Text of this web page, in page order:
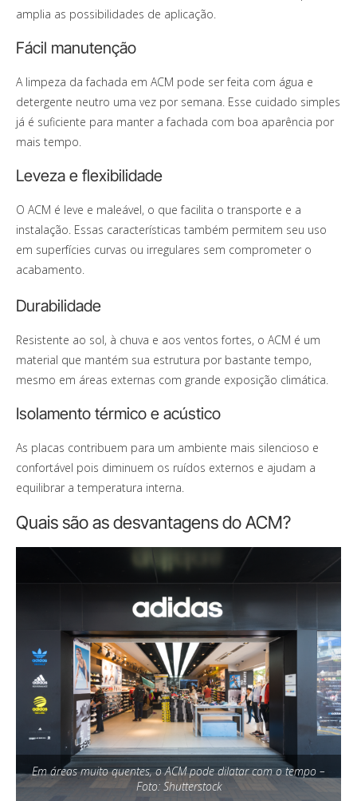
amplia as possibilidades de aplicação.
Fácil manutenção
A limpeza da fachada em ACM pode ser feita com água e
detergente neutro uma vez por semana. Esse cuidado simples
já é suficiente para manter a fachada com boa aparência por
mais tempo.
Leveza e flexibilidade
O ACM é leve e maleável, o que facilita o transporte e a
instalação. Essas características também permitem seu uso
em superfícies curvas ou irregulares sem comprometer o
acabamento.
Durabilidade
Resistente ao sol, à chuva e aos ventos fortes, o ACM é um
material que mantém sua estrutura por bastante tempo,
mesmo em áreas externas com grande exposição climática.
Isolamento térmico e acústico
As placas contribuem para um ambiente mais silencioso e
confortável pois diminuem os ruídos externos e ajudam a
equilibrar a temperatura interna.
Quais são as desvantagens do ACM?
Em áreas muito quentes, o ACM pode dilatar com o tempo –
Foto: Shutterstock